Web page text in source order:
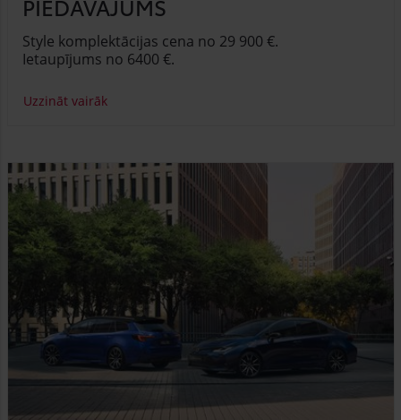
Style komplektācijas cena no 29 900 €.
Ietaupījums no 6400 €.
Uzzināt vairāk